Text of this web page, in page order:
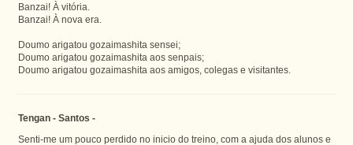
Banzai! À vitória.
Banzai! À nova era.
Doumo arigatou gozaimashita sensei;
Doumo arigatou gozaimashita aos senpais;
Doumo arigatou gozaimashita aos amigos, colegas e visitantes.
Tengan - Santos -
Senti-me um pouco perdido no inicio do treino, com a ajuda dos alunos e